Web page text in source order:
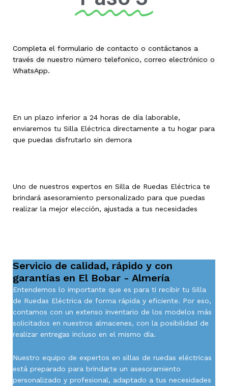
Completa el formulario de contacto o contáctanos a
través de nuestro número telefonico, correo electrónico o
WhatsApp.
En un plazo inferior a 24 horas de día laborable,
enviaremos tu Silla Eléctrica directamente a tu hogar para
que puedas disfrutarlo sin demora
Uno de nuestros expertos en Silla de Ruedas Eléctrica te
brindará asesoramiento personalizado para que puedas
realizar la mejor elección, ajustada a tus necesidades
Servicio de calidad, rápido y con
garantías en El Bobar - Almería
Entendemos lo importante que es para ti recibir tu Silla
de Ruedas Eléctrica de forma rápida y eficiente. Por eso,
contamos con un extenso inventario de los modelos más
solicitados en nuestros almacenes, con la posibilidad de
realizar entregas incluso en el mismo día.
Nuestro equipo de expertos en sillas de ruedas eléctricas
está preparado para brindarte un asesoramiento
personalizado y profesional, adaptado a tus necesidades